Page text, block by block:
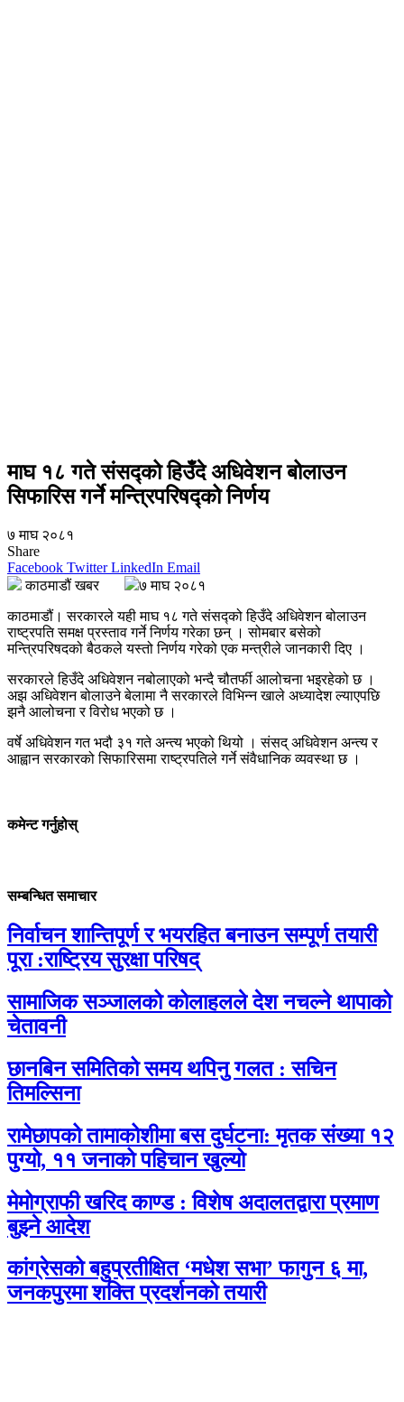
माघ १८ गते संसद्को हिउँदे अधिवेशन बोलाउन
सिफारिस गर्ने मन्त्रिपरिषद्को निर्णय
७ माघ २०८१
Share
Facebook Twitter LinkedIn Email
काठमाडौं खबर
७ माघ २०८१
काठमाडौं। सरकारले यही माघ १८ गते संसद्को हिउँदे अधिवेशन बोलाउन
राष्ट्रपति समक्ष प्रस्ताव गर्ने निर्णय गरेका छन् । सोमबार बसेको
मन्त्रिपरिषदको बैठकले यस्तो निर्णय गरेको एक मन्त्रीले जानकारी दिए ।
सरकारले हिउँदे अधिवेशन नबोलाएको भन्दै चौतर्फी आलोचना भइरहेको छ ।
अझ अधिवेशन बोलाउने बेलामा नै सरकारले विभिन्न खाले अध्यादेश ल्याएपछि
झनै आलोचना र विरोध भएको छ ।
वर्षे अधिवेशन गत भदौ ३१ गते अन्त्य भएको थियो । संसद् अधिवेशन अन्त्य र
आह्वान सरकारको सिफारिसमा राष्ट्रपतिले गर्ने संवैधानिक व्यवस्था छ ।
कमेन्ट गर्नुहोस्
सम्बन्धित समाचार
निर्वाचन शान्तिपूर्ण र भयरहित बनाउन सम्पूर्ण तयारी
पूरा :राष्ट्रिय सुरक्षा परिषद्
सामाजिक सञ्जालको कोलाहलले देश नचल्ने थापाको
चेतावनी
छानबिन समितिको समय थपिनु गलत : सचिन
तिमल्सिना
रामेछापको तामाकोशीमा बस दुर्घटना: मृतक संख्या १२
पुग्यो, ११ जनाको पहिचान खुल्यो
मेमोग्राफी खरिद काण्ड : विशेष अदालतद्वारा प्रमाण
बुझ्ने आदेश
कांग्रेसको बहुप्रतीक्षित ‘मधेश सभा’ फागुन ६ मा,
जनकपुरमा शक्ति प्रदर्शनको तयारी